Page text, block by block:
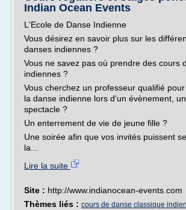
Indian Ocean Events
L'Ecole de Danse Indienne
Vous désirez en savoir plus sur les
danses indiennes ?
Vous ne savez pas où prendre des cours
indiennes ?
Vous cherchez un professeur qualifié
la danse indienne lors d'un évènement,
spectacle ?
Un enterrement de vie de jeune fille ?
Une soirée afin que vos invités puissent
la...
Lire la suite
Site : http://www.indianocean-events.com
Thèmes liés : cours de danse classique